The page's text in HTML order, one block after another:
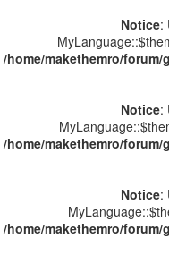
Notice:
/home/makethemro/
Notice:
/home/makethemro/
Notice:
/home/makethemro/